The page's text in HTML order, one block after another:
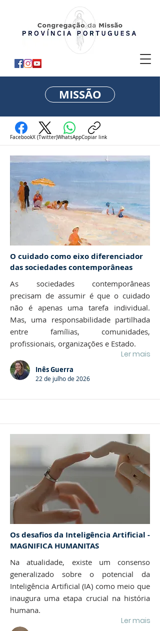
MISSÃO
FacebookX (Twitter)WhatsAppCopiar link
O cuidado como eixo diferenciador
das sociedades contemporâneas
As sociedades contemporâneas
precisam de assumir é que o cuidado
não é apenas uma tarefa individual.
Mas, uma responsabilidade partilhada
entre famílias, comunidades,
profissionais, organizações e Estado.
Ler mais
Inês Guerra
22 de julho de 2026
Os desafios da Inteligência Artificial -
MAGNIFICA HUMANITAS
Na atualidade, existe um consenso
generalizado sobre o potencial da
Inteligência Artificial (IA) como meio que
inaugura uma etapa crucial na história
humana.
Ler mais